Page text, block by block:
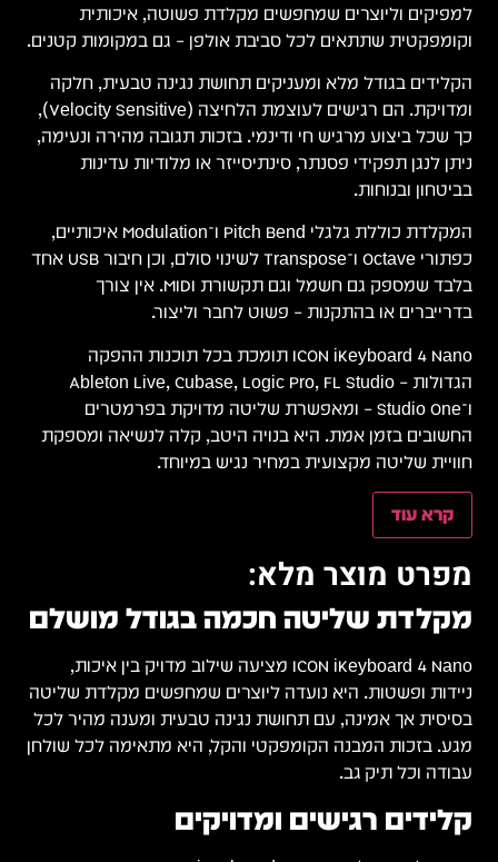
למפיקים וליוצרים שמחפשים מקלדת פשוטה, איכותית
וקומפקטית שתתאים לכל סביבת אולפן – גם במקומות קטנים.
הקלידים בגודל מלא ומעניקים תחושת נגינה טבעית, חלקה
ומדויקת. הם רגישים לעוצמת הלחיצה (Velocity Sensitive),
כך שכל ביצוע מרגיש חי ודינמי. בזכות תגובה מהירה ונעימה,
ניתן לנגן תפקידי פסנתר, סינתיסייזר או מלודיות עדינות
בביטחון ובנוחות.
המקלדת כוללת גלגלי Pitch Bend ו־Modulation איכותיים,
כפתורי Octave ו־Transpose לשינוי סולם, וכן חיבור USB אחד
בלבד שמספק גם חשמל וגם תקשורת MIDI. אין צורך
בדרייברים או בהתקנות – פשוט לחבר וליצור.
ICON iKeyboard 4 Nano תומכת בכל תוכנות ההפקה
הגדולות – Ableton Live, Cubase, Logic Pro, FL Studio
ו־Studio One – ומאפשרת שליטה מדויקת בפרמטרים
החשובים בזמן אמת. היא בנויה היטב, קלה לנשיאה ומספקת
חוויית שליטה מקצועית במחיר נגיש במיוחד.
קרא עוד
מפרט מוצר מלא:
מקלדת שליטה חכמה בגודל מושלם
ICON iKeyboard 4 Nano מציעה שילוב מדויק בין איכות,
ניידות ופשטות. היא נועדה ליוצרים שמחפשים מקלדת שליטה
בסיסית אך אמינה, עם תחושת נגינה טבעית ומענה מהיר לכל
מגע. בזכות המבנה הקומפקטי והקל, היא מתאימה לכל שולחן
עבודה וכל תיק גב.
קלידים רגישים ומדויקים